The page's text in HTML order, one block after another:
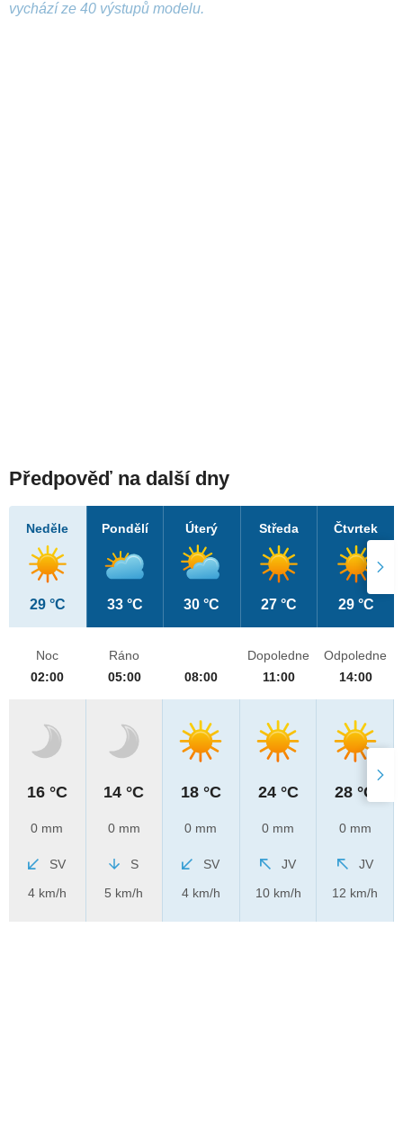
vychází ze 40 výstupů modelu.
Předpověď na další dny
Neděle
29 °C
Pondělí
33 °C
Úterý
30 °C
Středa
27 °C
Čtvrtek
29 °C
Noc
02:00
16 °C
0 mm
SV
4 km/h
Ráno
05:00
14 °C
0 mm
S
5 km/h
08:00
18 °C
0 mm
SV
4 km/h
Dopoledne
11:00
24 °C
0 mm
JV
10 km/h
Odpoledne
14:00
28 °C
0 mm
JV
12 km/h